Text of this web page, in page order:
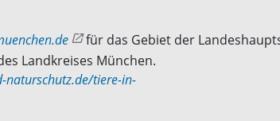
für das Gebiet der
Landkreises München.
naturschutz.de/tiere-in-